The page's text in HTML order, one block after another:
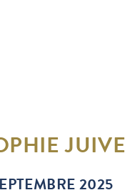
JUIVE
2025